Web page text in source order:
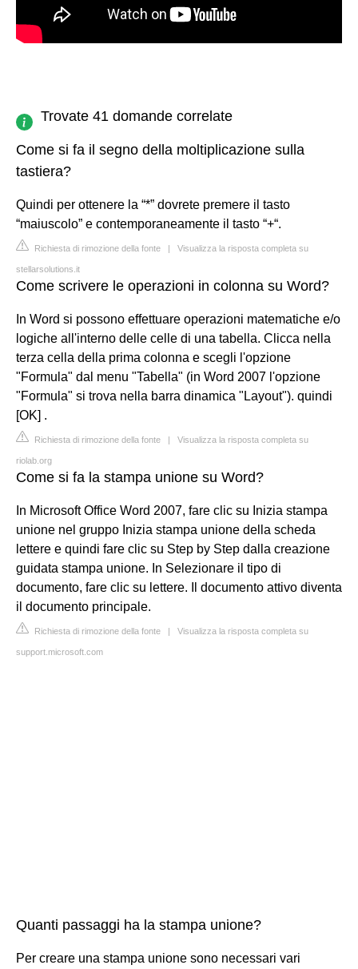
Trovate 41 domande correlate
Come si fa il segno della moltiplicazione sulla
tastiera?
Quindi per ottenere la “*” dovrete premere il tasto
“maiuscolo” e contemporaneamente il tasto “+“.
Richiesta di rimozione della fonte | Visualizza la risposta completa su
stellarsolutions.it
Come scrivere le operazioni in colonna su Word?
In Word si possono effettuare operazioni matematiche e/o
logiche all'interno delle celle di una tabella. Clicca nella
terza cella della prima colonna e scegli l'opzione
"Formula" dal menu "Tabella" (in Word 2007 l'opzione
"Formula" si trova nella barra dinamica "Layout"). quindi
[OK] .
Richiesta di rimozione della fonte | Visualizza la risposta completa su
riolab.org
Come si fa la stampa unione su Word?
In Microsoft Office Word 2007, fare clic su Inizia stampa
unione nel gruppo Inizia stampa unione della scheda
lettere e quindi fare clic su Step by Step dalla creazione
guidata stampa unione. In Selezionare il tipo di
documento, fare clic su lettere. Il documento attivo diventa
il documento principale.
Richiesta di rimozione della fonte | Visualizza la risposta completa su
support.microsoft.com
Quanti passaggi ha la stampa unione?
Per creare una stampa unione sono necessari vari